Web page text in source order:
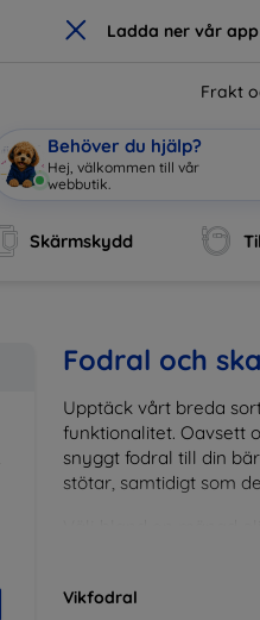
× Ladda ner vår app
Frakt
Behöver du hjälp?
Jag är M|
Skärmskydd
Fodral och
Upptäck vårt breda
funktionalitet. Oavsett
snyggt fodral till din
stötar, samtidigt som
inte bara praktiska
eller de som bara vill
Vikfodral